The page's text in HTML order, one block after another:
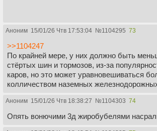
Аноним 15/01/26 Чтв 17:53:04 №1104295 73
>>1104247
По крайней мере, у них должно быть
стёртых шин и тормозов, из-за
каров, но это может уравновешиваться
колличеством наземных
Аноним 15/01/26 Чтв 18:38:27 №1104303 74
Опять вонючими 3д жиробубелями